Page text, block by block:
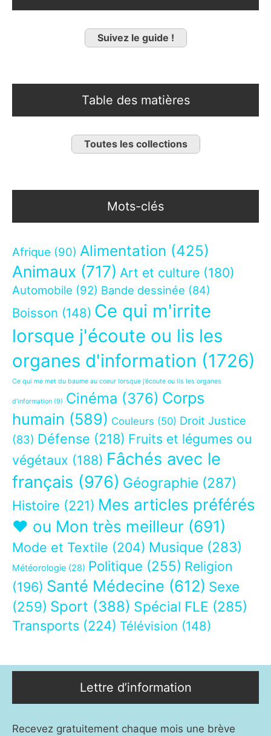
Suivez le guide !
Table des matières
Toutes les collections
Mots-clés
Afrique (90) Alimentation (425)
Animaux (717) Art et culture (180)
Automobile (92) Bande dessinée (84)
Boisson (148) Ce qui m'irrite
lorsque j'écoute ou lis les
organes d'information (1726)
Ce qui me met du baume au coeur lorsque j’écoute ou lis les organes
d’information (9) Cinéma (376) Corps
humain (589) Couleurs (50) Droit Justice
(83) Défense (218) Fruits et légumes ou
végétaux (188) Fâchés avec le
français (976) Géographie (287)
Histoire (221) Mes articles préférés
❤ ou Mon très meilleur (691)
Mode et Textile (204) Musique (283)
Météorologie (28) Politique (255) Religion
(196) Santé Médecine (612) Sexe
(259) Sport (388) Spécial FLE (285)
Transports (224) Télévision (148)
Lettre d’information
Recevez gratuitement chaque mois une brève